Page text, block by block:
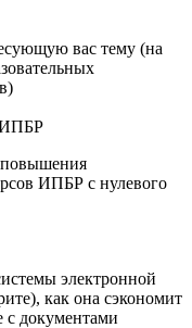
вас тему (на
ИПБР
повышения
ИПБР с нулевого
электронной
как она сэкономит
с документами